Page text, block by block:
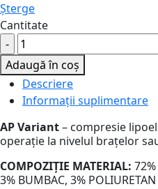
Șterge
Cantitate
Compresie
lipoelastica
pentru
brate
(post-
lipoaspiratie)
-
AP
Variant
Adaugă în coș
Descriere
Informații suplimentare
AP Variant– compresie
operație la nivelul brațelor
COMPOZIȚIE MATERIAL:
3% BUMBAC, 3% POLIURETAN